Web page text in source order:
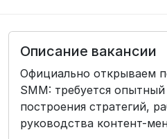
Описание вакансии
Официально открываем
SMM: требуется
построения стратегий,
руководства контент-